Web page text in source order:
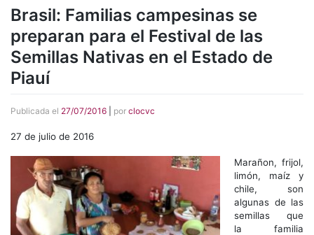
Brasil: Familias campesinas se
preparan para el Festival de las
Semillas Nativas en el Estado de
Piauí
Publicada el 27/07/2016 por clocvc
27 de julio de 2016
Marañon, frijol,
limón, maíz y
chile, son
algunas de las
semillas que
la familia